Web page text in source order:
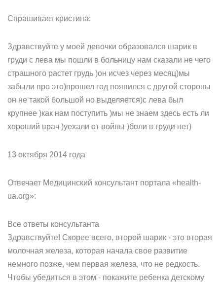
Спрашивает кристина:
Здравствуйте у моей девочки образовался шарик в
груди с лева мы пошли в больницу нам сказали не чего
страшного растет грудь )он исчез через месяц)мы
забыли про это)прошел год появился с другой стороны
он не такой большой но выделяется)с лева был
крупнее )как нам поступить )мы не знаем здесь есть ли
хороший врач )уехали от войны )боли в груди нет)
13 октября 2014 года
Отвечает Медицинский консультант портала «health-
ua.org»:
Все ответы консультанта
Здравствуйте! Скорее всего, второй шарик - это вторая
молочная железа, которая начала свое развитие
немного позже, чем первая железа, что не редкость.
Чтобы убедиться в этом - покажите ребенка детскому